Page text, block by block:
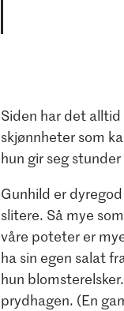
Siden har det
skjønnheter som
hun gir seg
Gunhild er
slitere. Så mye
våre poteter er
ha sin egen salat
hun
prydhagen. (En